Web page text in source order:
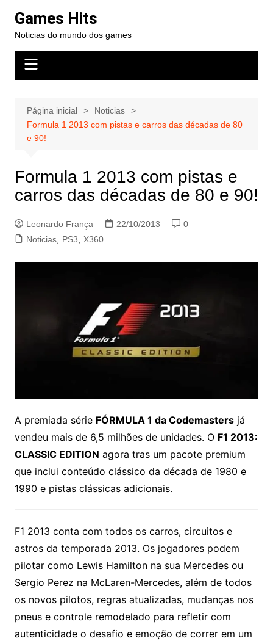
para
conteúdo
Games Hits
Noticias do mundo dos games
Página inicial
Noticias
Formula 1 2013 com pistas e carros das décadas de 80
e 90!
Formula 1 2013 com pistas e
carros das décadas de 80 e 90!
Leonardo França 22/10/2013
0
Noticias, PS3 X360
A premiada série FÓRMULA 1 da Codemastersjá
vendeu mais de 6,5 milhões de unidades. O F1 2013:
CLASSIC EDITION agora tras um pacote premium
que inclui conteúdo clássico da década de 1980 e
1990 e pistas clássicas adicionais.
F1 2013 conta com todos os carros, circuitos e
astros da temporada 2013. Os jogadores podem
pilotar como Lewis Hamilton na sua Mercedes ou
Sergio Perez na McLaren-Mercedes, além de todos
os novos pilotos, regras atualizadas, mudanças nos
pneus e controle remodelado para refletir com
autenticidade o desafio e emoção de correr em um